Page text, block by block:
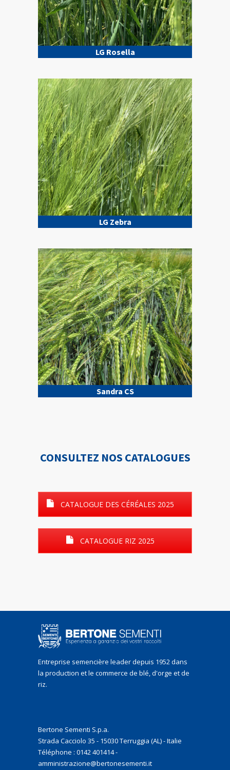
LG Rosella
LG Zebra
Sandra CS
CONSULTEZ NOS CATALOGUES
CATALOGUE DES CÉRÉALES 2025
CATALOGUE RIZ 2025
Entreprise semencière leader depuis 1952 dans
la production et le commerce de blé, d'orge et de
riz.
Bertone Sementi S.p.a.
Strada Cacciolo 35 - 15030 Terruggia (AL) - Italie
Téléphone : 0142 401414 -
amministrazione@bertonesementi.it